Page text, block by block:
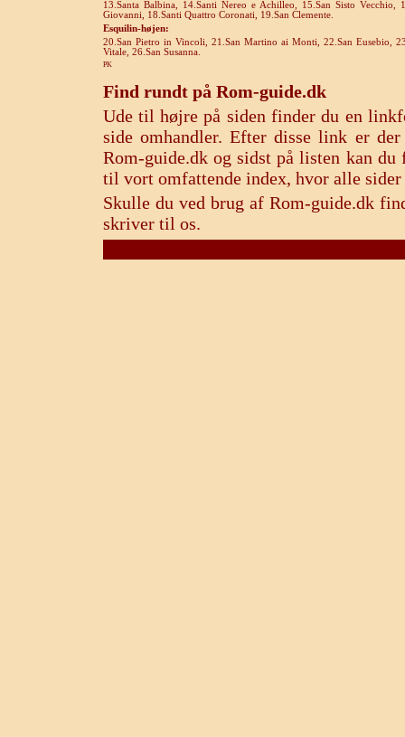
13.Santa Balbina,
14.Santi Nereo e Achilleo, 15.San Sisto Vecchio,
Giovanni, 18.Santi Quattro Coronati, 19.San Clemente.
Esquilin-højen:
20.San Pietro in Vincoli, 21.San Martino ai Monti, 22.San Eusebio,
Vitale, 26.San Susanna.
PK
Find rundt på Rom-guide.dk
Ude til højre på siden finder du en
side omhandler. Efter disse link er
Rom-guide.dk og sidst på listen kan
til vort omfattende index, hvor alle
Skulle du ved brug af Rom-guide.dk
skriver til os.